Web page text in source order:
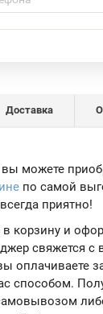
Доставка
вы можете
по самой
приятно!
в корзину и
свяжется с
оплачиваете
способом.